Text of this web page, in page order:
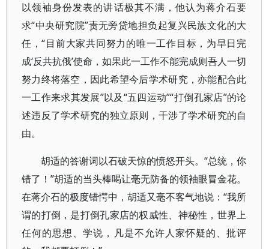
以领袖身份发表的讲话极其不满，他认为蒋介石要
求“中央研究院”责无旁贷地担负起复兴民族文化的大
任，“目前大家共同努力的唯一工作目标，为早日完
成‘反共抗俄’使命，如果此一工作不能完成则吾人一切
努力终将落空，因此希望今后学术研究，亦能配合此
一工作来求其发展”以及“五四运动”“打倒孔家店”的论
述违反了学术研究的独立原则，干涉了学术研究的自
由。
胡适的答谢词以石破天惊的愤怒开头。“总统，你
错了！”胡适的当头棒喝让毫无防备的领袖眼冒金花。
在蒋介石的极度错愕中，胡适又毫不客气地说：“我所
谓的打倒，是打倒孔家店的权威性、神秘性，世界上
任何的思想、学说，凡是不允许人家怀疑的、批评